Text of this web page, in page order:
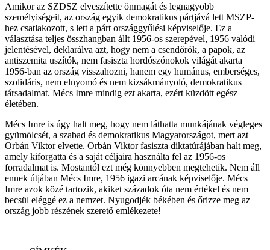
Amikor az SZDSZ elveszítette önmagát és legnagyobb
személyiségeit, az ország egyik demokratikus pártjává lett MSZP-
hez csatlakozott, s lett a párt országgyűlési képviselője. Ez a
választása teljes összhangban állt 1956-os szerepével, 1956 valódi
jelentésével, deklarálva azt, hogy nem a csendőrök, a papok, az
antiszemita uszítók, nem fasiszta hordószónokok világát akarta
1956-ban az ország visszahozni, hanem egy humánus, emberséges,
szolidáris, nem elnyomó és nem kizsákmányoló, demokratikus
társadalmat. Mécs Imre mindig ezt akarta, ezért küzdött egész
életében.
Mécs Imre is úgy halt meg, hogy nem láthatta munkájának végleges
gyümölcsét, a szabad és demokratikus Magyarországot, mert azt
Orbán Viktor elvette. Orbán Viktor fasiszta diktatúrájában halt meg,
amely kiforgatta és a saját céljaira használta fel az 1956-os
forradalmat is. Mostantól ezt még könnyebben megtehetik. Nem áll
ennek útjában Mécs Imre, 1956 igazi arcának képviselője. Mécs
Imre azok közé tartozik, akiket századok óta nem értékel és nem
becsül eléggé ez a nemzet. Nyugodjék békében és őrizze meg az
ország jobb részének szerető emlékezete!